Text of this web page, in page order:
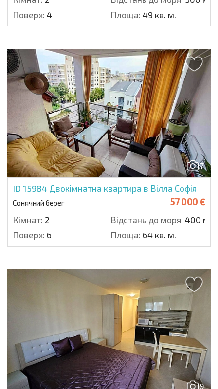
Поверх: 4 Площа: 49 кв. м.
7
ID 15984 Двокімнатна квартира в Вілла Софія
Сонячний берег 57 000 €
Кімнат: 2 Відстань до моря: 400 м.
Поверх: 6 Площа: 64 кв. м.
9